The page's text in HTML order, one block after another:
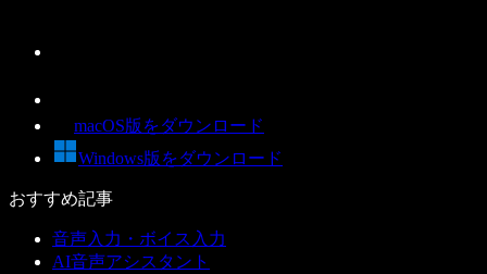
macOS版をダウンロード
Windows版をダウンロード
おすすめ記事
音声入力・ボイス入力
AI音声アシスタント